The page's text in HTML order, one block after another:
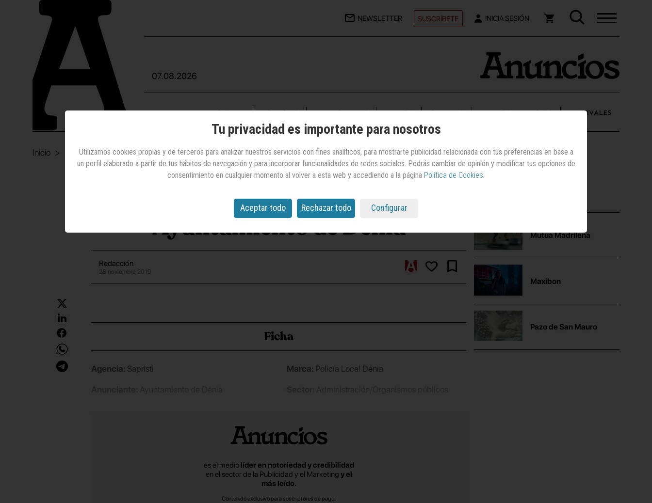
NEWSLETTER SUSCRÍBETE INICIA SESIÓN
07.08.2026
FESTIVALES
Inicio Marketing Directo / Promocional Ayuntamiento de Dénia
públicos
Ayuntamiento de Dénia
Redacción
28 noviembre 2019
Ficha
Agencia: Sapristi Marca: Policía Local Dénia
es el medio líder en notoriedad y credibilidad
en el sector de la Publicidad y el Marketing y el
más leído.
Contenido exclusivo para suscriptores de pago.
Mutua Madrileña
Maxibon
Pazo de San Mauro
Tu privacidad es importante para nosotros
Utilizamos cookies propias y de terceros para analizar nuestros servicios con fines analíticos, para mostrarte publicidad relacionada con tus preferencias en base a
un perfil elaborado a partir de tus hábitos de navegación y para incorporar funcionalidades de redes sociales. Podrás cambiar de opinión y modificar tus opciones de
consentimiento en cualquier momento al volver a esta web y accediendo a la página Política de Cookies.
Aceptar todo Rechazar todo Configurar